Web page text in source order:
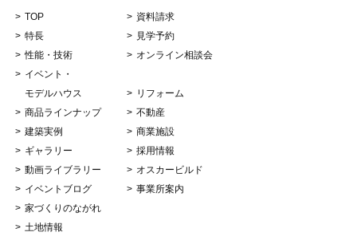
TOP
特長
性能・技術
イベント・
モデルハウス
商品ラインナップ
建築実例
ギャラリー
動画ライブラリー
イベントブログ
家づくりのながれ
土地情報
資料請求
見学予約
オンライン相談会
リフォーム
不動産
商業施設
採用情報
オスカービルド
事業所案内